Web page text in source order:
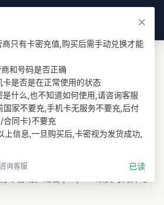
值
PIN话费充
码充值话费、流量或套餐，支持余额
单协助，适合 prepaid 续费与海外号
商只有卡密充值,购买后需手动兑换才能
和号码是否正确
卡是否是在正常使用的状态
是什么,也不知道如何使用,请咨询客服
国家不要充,手机卡无服务不要充,后付
同卡)不要充
上信息,一旦购买后,卡密视为发货成功,
询客服 已读